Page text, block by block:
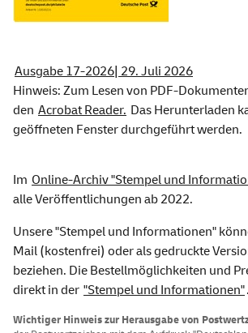
Ausgabe 17-2026| 29. Juli 2026
Hinweis: Zum Lesen von PDF-
den Acrobat Reader. Das Herunterladen
geöffneten Fenster durchgeführt werden.
Im Online-Archiv "Stempel und
alle Veröffentlichungen ab 2022.
Unsere "Stempel und Informationen"
Mail (kostenfrei) oder als gedruckte
beziehen. Die Bestellmöglichkeiten und
direkt in der "Stempel und Informationen".
Wichtiger Hinweis zur Herausgabe von